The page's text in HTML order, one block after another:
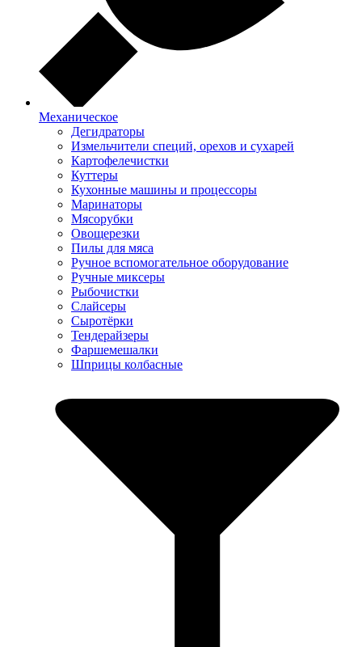
Механическое
Дегидраторы
Измельчители специй, орехов и сухарей
Картофелечистки
Куттеры
Кухонные машины и процессоры
Маринаторы
Мясорубки
Овощерезки
Пилы для мяса
Ручное вспомогательное оборудование
Ручные миксеры
Рыбочистки
Слайсеры
Сыротёрки
Тендерайзеры
Фаршемешалки
Шприцы колбасные